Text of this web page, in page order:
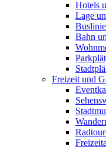
Hotels
Lage
Bahn
Freizeit und